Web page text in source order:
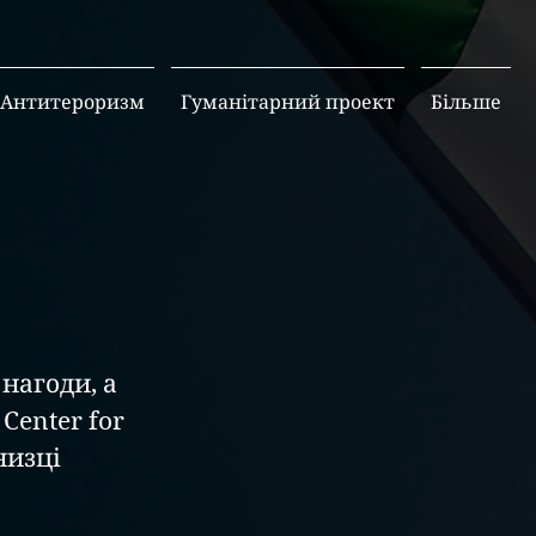
Антитероризм Гуманітарний проект Більше
а
for